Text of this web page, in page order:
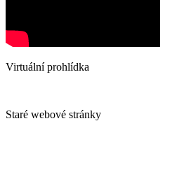
Virtuální prohlídka
Staré webové stránky